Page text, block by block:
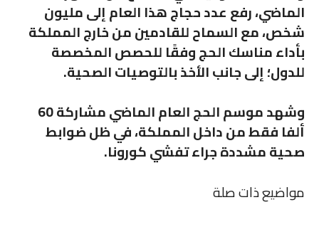
الماضي، رفع عدد حجاج هذا العام إلى مليون
شخص، مع السماح للقادمين من خارج المملكة
بأداء مناسك الحج وفقًا للحصص المخصصة
للدول؛ إلى جانب الأخذ بالتوصيات الصحية.
وشهد موسم الحج العام الماضي مشاركة 60
ألفا فقط من داخل المملكة، في ظل ضوابط
صحية مشددة جراء تفشي كورونا.
مواضيع ذات صلة